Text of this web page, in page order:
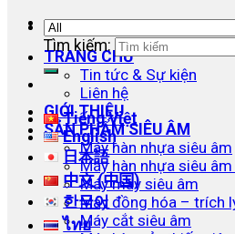
TRANG CHỦ
Tin tức & Sự kiện
Liên hệ
GIỚI THIỆU
SẢN PHẨM SIÊU ÂM
Máy hàn nhựa siêu âm
Máy hàn nhựa siêu
Máy may siêu âm
Máy đồng hóa – trích
Máy cắt siêu âm
Tìm kiếm:
Tiếng Việt
English
日本語
中文 (中国)
한국어
ไทย